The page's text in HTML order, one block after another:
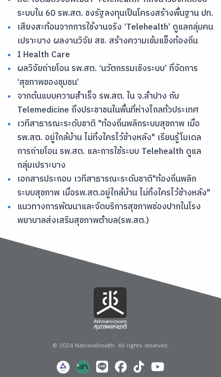
ระบบใน 60 รพ.สต. ชงรัฐลงทุนเป็นโครงสร้างพื้นฐาน ปท.
เสียงสะท้อนจากการใช้งานจริง ‘Telehealth’ ดูแลกลุ่มคน
เปราะบาง ผลงานวิจัย สช. สร้างความเข้มแข็งท้องถิ่น
I Health Care
ผลวิจัยถ่ายโอน รพ.สต. ‘นวัตกรรมเชิงระบบ’ ที่จัดการ
‘สุขภาพของชุมชน’
จากต้นแบบความสำเร็จ รพ.สต. ใน จ.ลำปาง กับ
Telemedicine ถึงประชาชนในพื้นที่ห่างไกลทั่วประเทศ
เวทีสาธารณะระดับชาติ "ท้องถิ่นพลิกระบบสุขภาพ เมื่อ
รพ.สต. อยู่ใกล้บ้าน ไม่ทิ้งใครไว้ข้างหลัง" เรียนรู้โมเดล
การถ่ายโอน รพ.สต. และการใช้ระบบ Telehealth ดูแล
กลุ่มเปราะบาง
เอกสารประกอบ เวทีสาธารณะระดับชาติ"ท้องถิ่นพลิก
ระบบสุขภาพ เมื่อรพ.สต.อยู่ใกล้บ้าน ไม่ทิ้งใครไว้ข้างหลัง"
แนวทางการพัฒนาและจัดบริการสุขภาพช่องปากในโรง
พยาบาลส่งเสริมสุขภาพตำบล(รพ.สต.)
© 2024 Nationalhealth. All rights reserved.